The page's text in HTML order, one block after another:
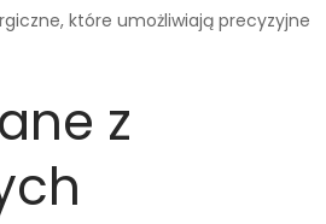
które umożliwiają precyzyjne
z